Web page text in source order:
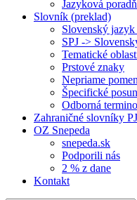
Jazyková
Slovník (preklad)
Slovenský jazyk
SPJ ->
Tematické
Prstové znaky
Nepriame
Špecifické
Odborná
Zahraničné slovníky PJ
OZ Snepeda
snepeda.sk
Podporili nás
2 % z dane
Kontakt